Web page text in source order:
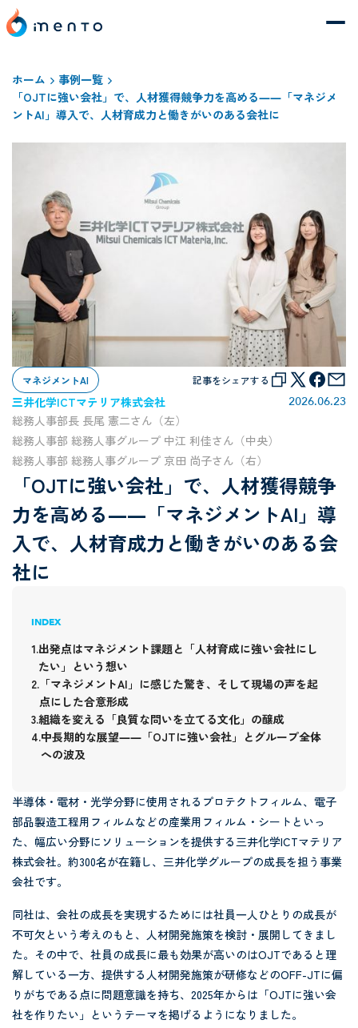
ホーム
事例一覧
「OJTに強い会社」で、人材獲得競争力を高める――「マネジメ
ントAI」導入で、人材育成力と働きがいのある会社に
マネジメントAI 記事をシェアする
三井化学ICTマテリア株式会社 2026.06.23
総務人事部長 長尾 憲二さん（左）
総務人事部 総務人事グループ 中江 利佳さん（中央）
総務人事部 総務人事グループ 京田 尚子さん（右）
「OJTに強い会社」で、人材獲得競争
力を高める――「マネジメントAI」導
入で、人材育成力と働きがいのある会
社に
INDEX
出発点はマネジメント課題と「人材育成に強い会社にし
たい」という想い
「マネジメントAI」に感じた驚き、そして現場の声を起
点にした合意形成
組織を変える「良質な問いを立てる文化」の醸成
中長期的な展望――「OJTに強い会社」とグループ全体
への波及
半導体・電材・光学分野に使用されるプロテクトフィルム、電子
部品製造工程用フィルムなどの産業用フィルム・シートといっ
た、幅広い分野にソリューションを提供する三井化学ICTマテリア
株式会社。約300名が在籍し、三井化学グループの成長を担う事業
会社です。
同社は、会社の成長を実現するためには社員一人ひとりの成長が
不可欠という考えのもと、人材開発施策を検討・展開してきまし
た。その中で、社員の成長に最も効果が高いのはOJTであると理
解している一方、提供する人材開発施策が研修などのOFF-JTに偏
りがちである点に問題意識を持ち、2025年からは「OJTに強い会
社を作りたい」というテーマを掲げるようになりました。